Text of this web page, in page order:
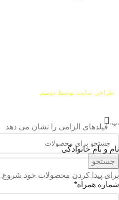
طراحی سایت توسط دومیم
جستجو
برای پیدا کردن محصولات خود شروع
"
*" فیلدهای الزامی را نشان می دهد
نام و نام خانوادگی
شماره همراه*